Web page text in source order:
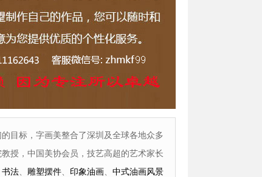
目标，字画美整合了深圳及全球各地众多
授，中国美协会员，技艺高超的艺术家长
书法、 雕塑摆件、 印象油画、 中式油画风景